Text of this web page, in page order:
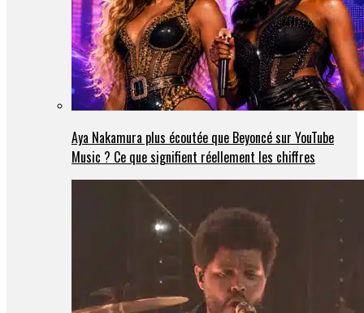
Aya Nakamura plus écoutée que Beyoncé sur YouTube
Music ? Ce que signifient réellement les chiffres